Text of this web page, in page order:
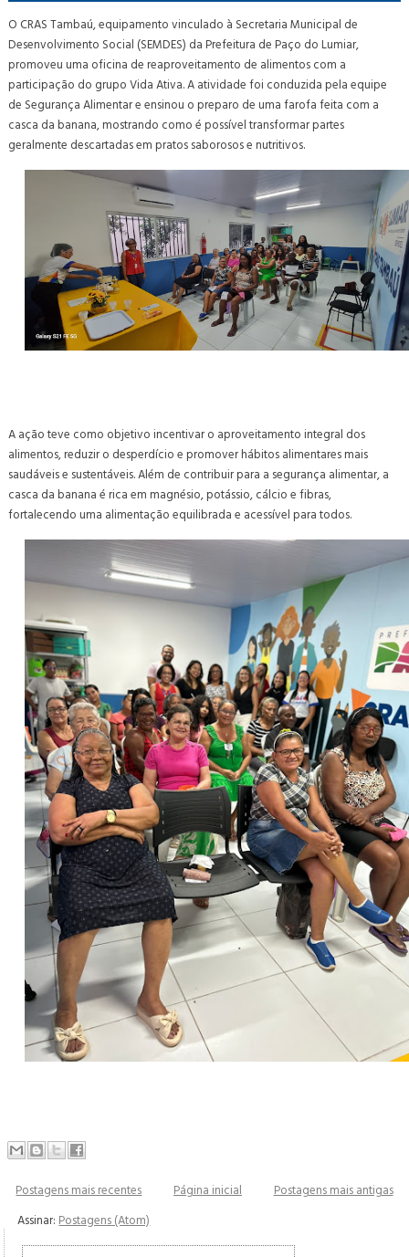
O CRAS Tambaú, equipamento vinculado à Secretaria Municipal de
Desenvolvimento Social (SEMDES) da Prefeitura de Paço do Lumiar,
promoveu uma oficina de reaproveitamento de alimentos com a
participação do grupo Vida Ativa. A atividade foi conduzida pela equipe
de Segurança Alimentar e ensinou o preparo de uma farofa feita com a
casca da banana, mostrando como é possível transformar partes
geralmente descartadas em pratos saborosos e nutritivos.
A ação teve como objetivo incentivar o aproveitamento integral dos
alimentos, reduzir o desperdício e promover hábitos alimentares mais
saudáveis e sustentáveis. Além de contribuir para a segurança alimentar, a
casca da banana é rica em magnésio, potássio, cálcio e fibras,
fortalecendo uma alimentação equilibrada e acessível para todos.
Postagens mais recentes Postagens mais antigas
Página inicial
Assinar: Postagens (Atom)